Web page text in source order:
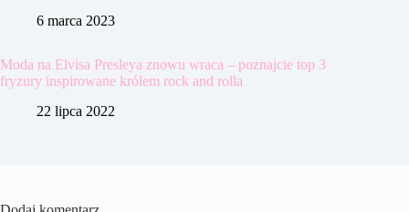
6 marca 2023
Moda na Elvisa Presleya znowu wraca – poznajcie top 3
fryzury inspirowane królem rock and rolla
22 lipca 2022